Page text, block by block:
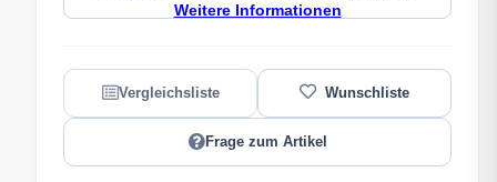
Weitere Informationen
Frage zum Artikel